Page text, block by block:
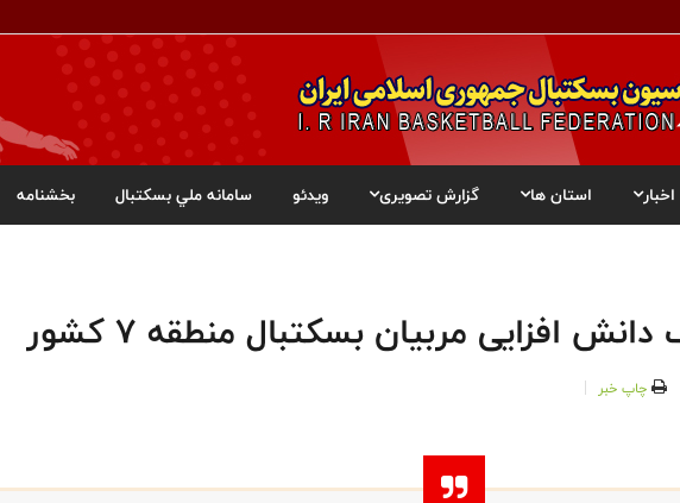
اخبار استان ها گزارش تصویری ویدئو سامانه ملي بسکتبال بخشنامه
افزایی مربیان بسکتبال منطقه ۷ کشور
چاپ خبر